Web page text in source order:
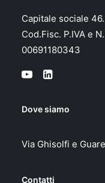
Capitale sociale
Cod.Fisc. P.IVA e
00691180343
Dove siamo
Via Ghisolfi e
Contatti